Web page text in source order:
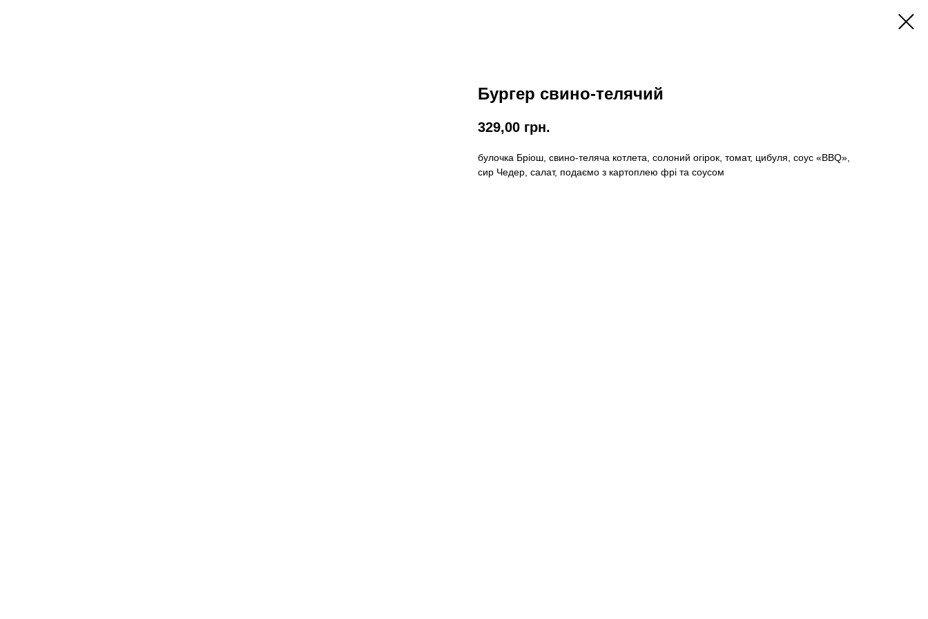
Бургер свино-телячий
329,00 грн.
булочка Бріош, свино-теляча котлета, солоний огірок, томат, цибуля, соус «BBQ»,
сир Чедер, салат, подаємо з картоплею фрі та соусом